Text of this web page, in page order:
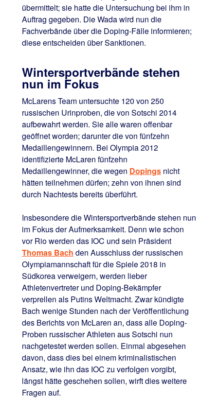
übermittelt; sie hatte die Untersuchung bei ihm in
Auftrag gegeben. Die Wada wird nun die
Fachverbände über die Doping-Fälle informieren;
diese entscheiden über Sanktionen.
Wintersportverbände stehen
nun im Fokus
McLarens Team untersuchte 120 von 250
russischen Urinproben, die von Sotschi 2014
aufbewahrt werden. Sie alle waren offenbar
geöffnet worden; darunter die von fünfzehn
Medaillengewinnern. Bei Olympia 2012
identifizierte McLaren fünfzehn
Medaillengewinner, die wegen Dopingsnicht
hätten teilnehmen dürfen; zehn von ihnen sind
durch Nachtests bereits überführt.
Insbesondere die Wintersportverbände stehen nun
im Fokus der Aufmerksamkeit. Denn wie schon
vor Rio werden das IOC und sein Präsident
Thomas Bach den Ausschluss der russischen
Olympiamannschaft für die Spiele 2018 in
Südkorea verweigern, werden lieber
Athletenvertreter und Doping-Bekämpfer
verprellen als Putins Weltmacht. Zwar kündigte
Bach wenige Stunden nach der Veröffentlichung
des Berichts von McLaren an, dass alle Doping-
Proben russischer Athleten aus Sotschi nun
nachgetestet werden sollen. Einmal abgesehen
davon, dass dies bei einem kriminalistischen
Ansatz, wie ihn das IOC zu verfolgen vorgibt,
längst hätte geschehen sollen, wirft dies weitere
Fragen auf.